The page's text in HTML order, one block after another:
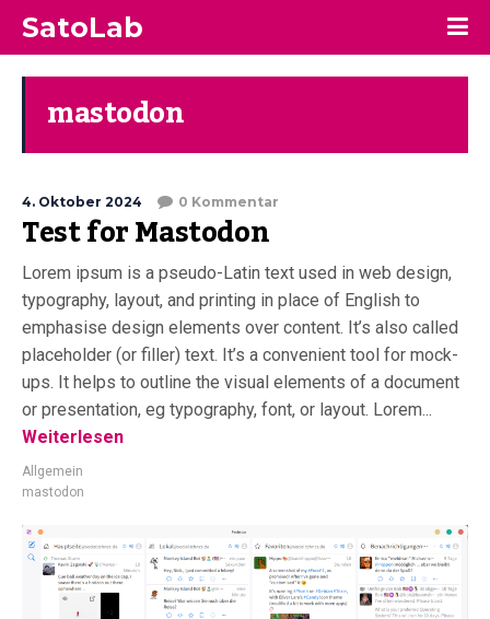
SatoLab
mastodon
4. Oktober 2024 0 Kommentar
Test for Mastodon
Lorem ipsum is a pseudo-Latin text used in web design,
typography, layout, and printing in place of English to
emphasise design elements over content. It’s also called
placeholder (or filler) text. It’s a convenient tool for mock-
ups. It helps to outline the visual elements of a document
or presentation, eg typography, font, or layout. Lorem...
Weiterlesen
Allgemein
mastodon